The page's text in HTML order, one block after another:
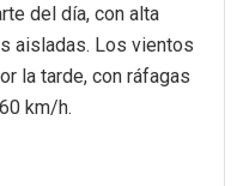
del día, con alta
aisladas. Los vientos
la tarde, con ráfagas
km/h.